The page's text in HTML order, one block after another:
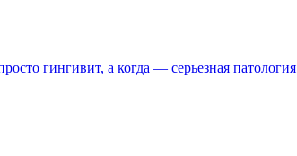
гингивит, а когда — серьезная патология